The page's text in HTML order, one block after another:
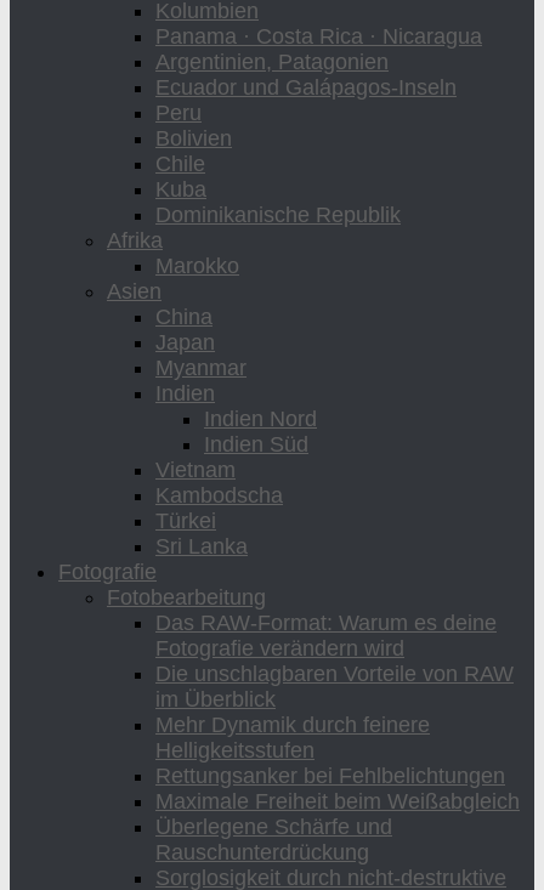
Kolumbien
Panama · Costa Rica · Nicaragua
Argentinien, Patagonien
Ecuador und Galápagos-Inseln
Peru
Bolivien
Chile
Kuba
Dominikanische Republik
Afrika
Marokko
Asien
China
Japan
Myanmar
Indien
Indien Nord
Indien Süd
Vietnam
Kambodscha
Türkei
Sri Lanka
Fotografie
Fotobearbeitung
Das RAW-Format: Warum es deine
Fotografie verändern wird
Die unschlagbaren Vorteile von RAW
im Überblick
Mehr Dynamik durch feinere
Helligkeitsstufen
Rettungsanker bei Fehlbelichtungen
Maximale Freiheit beim Weißabgleich
Überlegene Schärfe und
Rauschunterdrückung
Sorglosigkeit durch nicht-destruktive